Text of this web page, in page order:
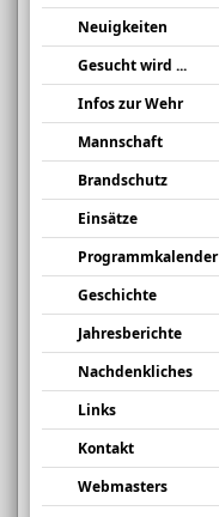
Neuigkeiten
Gesucht wird ...
Infos zur Wehr
Mannschaft
Brandschutz
Einsätze
Programmkalender
Geschichte
Jahresberichte
Nachdenkliches
Links
Kontakt
Webmasters